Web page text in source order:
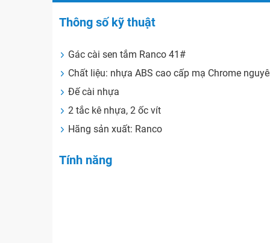
Thông số kỹ thuật
Gác cài sen tắm Ranco 41#
Chất liệu: nhựa ABS cao cấp mạ Chrome
Đế cài nhựa
2 tắc kê nhựa, 2 ốc vít
Hãng sản xuất: Ranco
Tính năng